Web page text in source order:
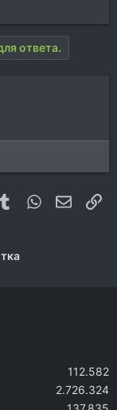
ответа.
Tumblr WhatsApp
112.582
2.726.324